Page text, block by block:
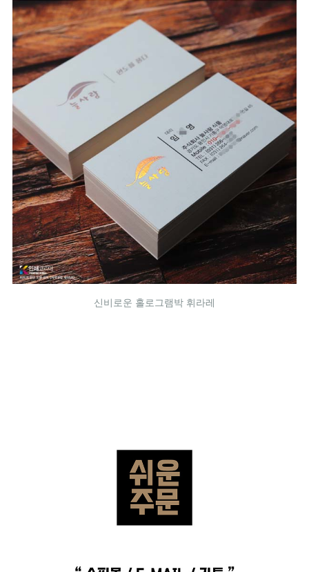
신비로운 홀로그램박 휘라레